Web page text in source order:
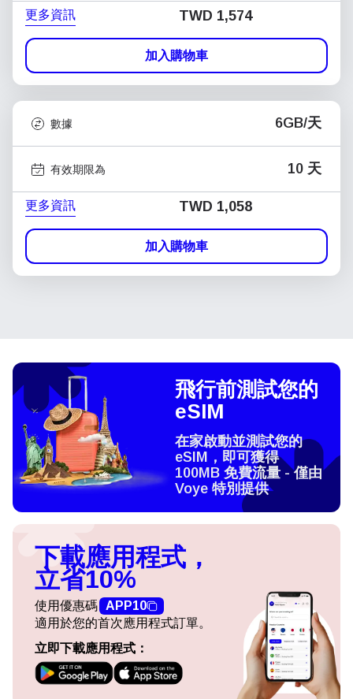
更多資訊 TWD 1,574
加入購物車
數據 6GB/天
有效期限為 10 天
更多資訊 TWD 1,058
加入購物車
飛行前測試您的
eSIM
在家啟動並測試您的
eSIM，即可獲得
100MB 免費流量 - 僅由
Voye 特別提供
下載應用程式，
立省10%
使用優惠碼 APP10
適用於您的首次應用程式訂單。
立即下載應用程式：